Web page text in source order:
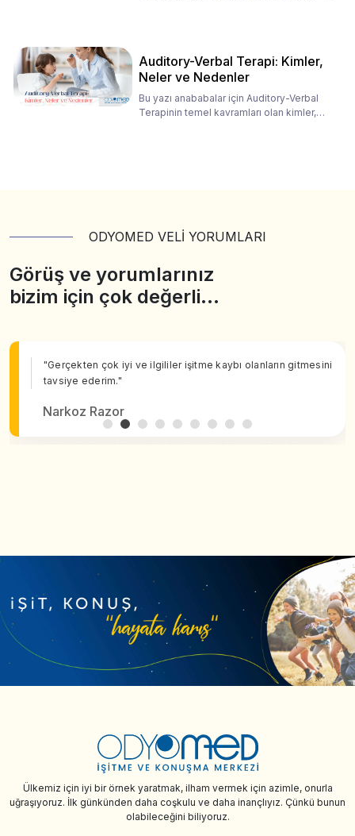
Auditory-Verbal Terapi: Kimler,
Neler ve Nedenler
Bu yazı anababalar için Auditory-Verbal
Terapinin temel kavramları olan kimler,
ODYOMED VELİ YORUMLARI
Görüş ve yorumlarınız
bizim için çok değerli…
"Gerçekten çok iyi ve ilgililer işitme kaybı olanların gitmesini
tavsiye ederim."
Narkoz Razor
Ülkemiz için iyi bir örnek yaratmak, ilham vermek için azimle, onurla
uğraşıyoruz. İlk günkünden daha coşkulu ve daha inançlıyız. Çünkü bunun
olabileceğini biliyoruz.